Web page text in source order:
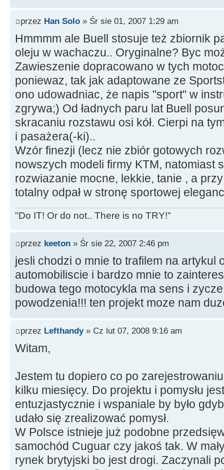
przez Han Solo » Śr sie 01, 2007 1:29 am
Hmmmm ale Buell stosuje też zbiornik
oleju w wachaczu.. Oryginalne? Byc
Zawieszenie dopracowano w tych
poniewaz, tak jak adaptowane ze
ono udowadniac, że napis "sport" w
zgrywa;) Od ładnych paru lat Buell
skracaniu rozstawu osi kół. Cierpi na
i pasażera(-ki)..
Wzór finezji (lecz nie zbiór gotowych
nowszych modeli firmy KTM, natomiast
rozwiazanie mocne, lekkie, tanie , a
totalny odpał w stronę sportowej
"Do IT! Or do not.. There is no TRY!"
przez keeton » Śr sie 22, 2007 2:46 pm
jesli chodzi o mnie to trafilem na artykul
automobiliscie i bardzo mnie to
budowa tego motocykla ma sens i
powodzenia!!! ten projekt moze nam
przez Lefthandy» Cz lut 07, 2008 9:16 am
Witam,
Jestem tu dopiero co po
kilku miesięcy. Do projektu i pomysłu
entuzjastycznie i wspaniale by było
udało się zrealizować pomysł.
W Polsce istnieje już podobne
samochód Cuguar czy jakoś tak. W
rynek brytyjski bo jest drogi. Zaczynali